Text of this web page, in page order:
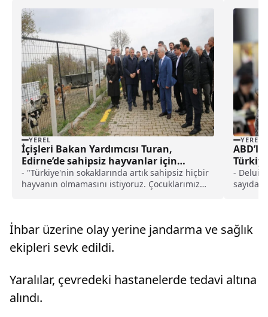
YEREL
İçişleri Bakan Yardımcısı Turan,
Edirne’de sahipsiz hayvanlar için
yapılacak doğal yaşam alanını inceledi
haberi
- "Türkiye'nin sokaklarında artık sahipsiz hiçbir
hayvanın olmamasını istiyoruz. Çocuklarımız
istiyoruz."
YEREL
ABD’li
-
sayıda
ilgi
İhbar üzerine olay yerine jandarma ve sağlık
ekipleri sevk edildi.
Yaralılar, çevredeki hastanelerde tedavi altına
alındı.